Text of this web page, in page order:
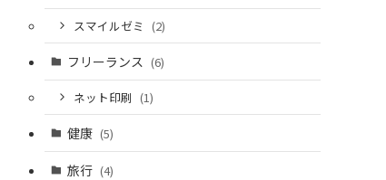
スマイルゼミ (2)
フリーランス (6)
ネット印刷 (1)
健康 (5)
旅行 (4)